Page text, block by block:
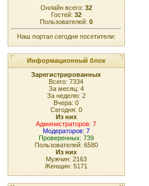
Онлайн всего: 32
Гостей: 32
Пользователей: 0
Наш портал сегодня посетители:
Информационный блок
Зарегистрированных
Всего: 7334
За месяц: 4
За неделю: 2
Вчера: 0
Сегодня: 0
Из них
Администраторов: 7
Модераторов: 7
Проверенных: 739
Пользователей: 6580
Из них
Мужчин: 2163
Женщин: 5171